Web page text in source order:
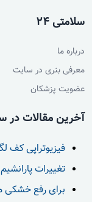
سلامتی 24
درباره ما
معرفی بنری در سایت
عضویت پزشکان
آخرین مقالات در
فیزیوتراپی کف
تغییرات
برای رفع خشکی